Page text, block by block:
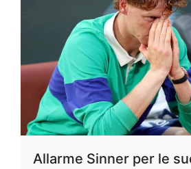
Allarme Sinner per le